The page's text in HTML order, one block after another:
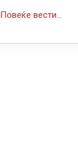
Повеќе вести...